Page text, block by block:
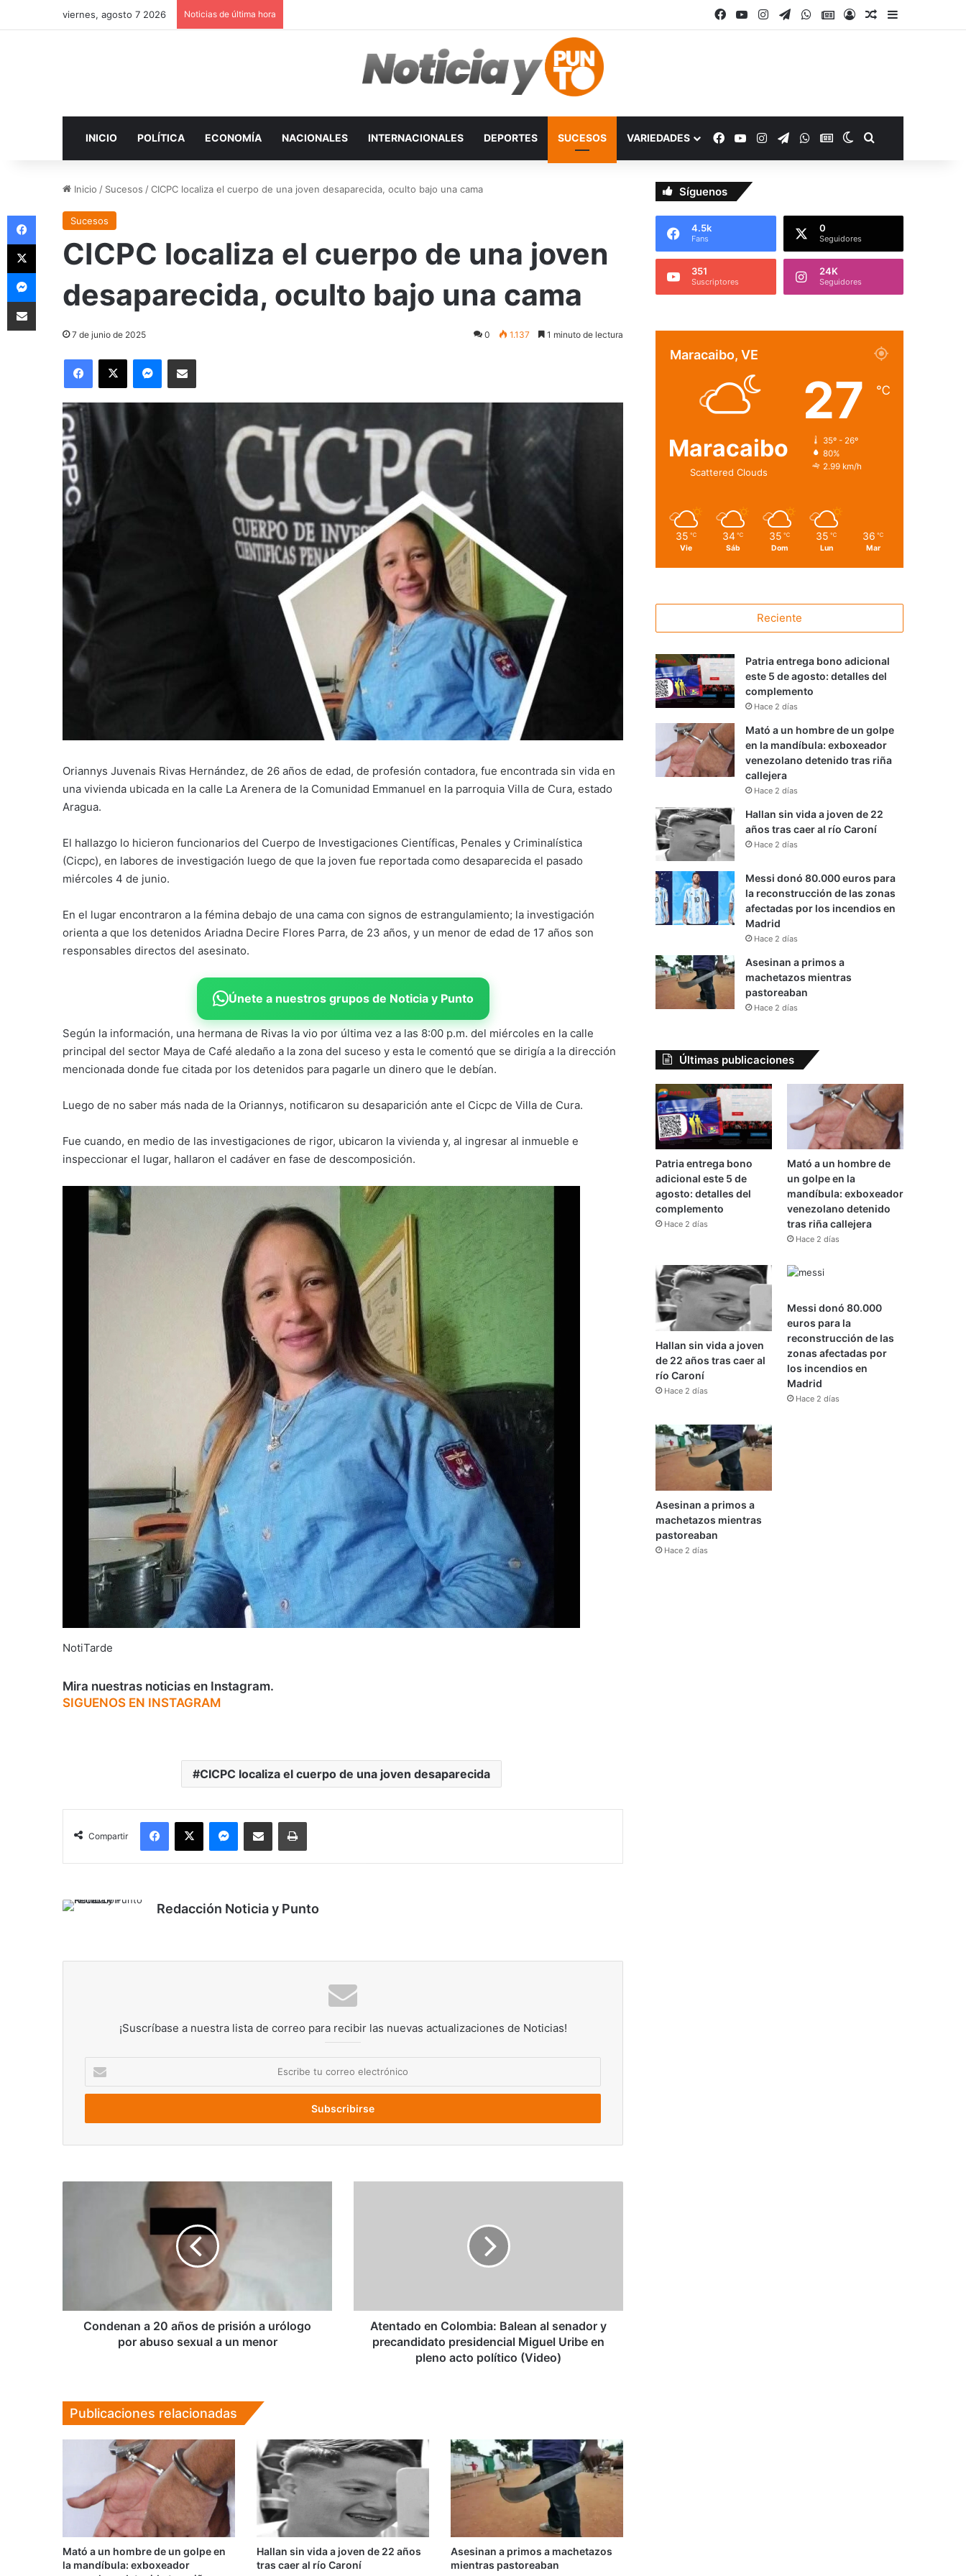
viernes, agosto 7 2026 Noticias de última hora Facebook
YouTubeInstagram
TelegramWhatsApp
Google Noticias
AccesoPublicación al
Barra lateral
INICIO POLÍTICA ECONOMÍA NACIONALES INTERNACIONALES DEPORTES SUCESOS VARIEDADES Facebook
YouTubeInstagram
Telegram
WhatsApp
Google Noticias
Switch skin
Inicio / Sucesos /CICPC localiza el cuerpo de una joven desaparecida, oculto bajo una cama
Sucesos
CICPC localiza el cuerpo de una joven
desaparecida, oculto bajo una cama
7 de junio de 2025 0 1.137 1 minuto de lectura
Facebook
X MessengerCompartir por correo electrónico
Oriannys Juvenais Rivas Hernández, de 26 años de edad, de profesión contadora, fue encontrada sin vida en
una vivienda ubicada en la calle La Arenera de la Comunidad Emmanuel en la parroquia Villa de Cura, estado
Aragua.
El hallazgo lo hicieron funcionarios del Cuerpo de Investigaciones Científicas, Penales y Criminalística
(Cicpc), en labores de investigación luego de que la joven fue reportada como desaparecida el pasado
miércoles 4 de junio.
En el lugar encontraron a la fémina debajo de una cama con signos de estrangulamiento; la investigación
orienta a que los detenidos Ariadna Decire Flores Parra, de 23 años, y un menor de edad de 17 años son
responsables directos del asesinato.
Únete a nuestros grupos de Noticia y Punto
Según la información, una hermana de Rivas la vio por última vez a las 8:00 p.m. del miércoles en la calle
principal del sector Maya de Café aledaño a la zona del suceso y esta le comentó que se dirigía a la dirección
mencionada donde fue citada por los detenidos para pagarle un dinero que le debían.
Luego de no saber más nada de la Oriannys, notificaron su desaparición ante el Cicpc de Villa de Cura.
Fue cuando, en medio de las investigaciones de rigor, ubicaron la vivienda y, al ingresar al inmueble e
inspeccionar el lugar, hallaron el cadáver en fase de descomposición.
NotiTarde
Mira nuestras noticias en Instagram.
SIGUENOS EN INSTAGRAM
CICPC localiza el cuerpo de una joven desaparecida
Compartir
Facebook
X MessengerCompartir por correo electrónicoImprimir
Redacción Noticia y Punto
¡Suscríbase a nuestra lista de correo para recibir las nuevas actualizaciones de Noticias!
correo
por
abusoCondenan a 20 años de prisión a urólogo
por abuso sexual a un menor
presidencial
Miguel
Uribe
Atentado en Colombia: Balean al senador y
precandidato presidencial Miguel Uribe en
pleno acto político (Video)
Publicaciones relacionadas
Mató a un hombre de un golpe en
la mandíbula: exboxeador
Hallan sin vida a joven de 22 años
tras caer al río Caroní
Asesinan a primos a machetazos
mientras pastoreaban
Síguenos
4.5k
Fans
0
Seguidores
351
Suscriptores
24K
Seguidores
Maracaibo, VE
Maracaibo
Scattered Clouds
27 ℃
35º - 26º
80%
2.99 km/h
35 ℃
Vie
34 ℃
Sáb
35 ℃
Dom
35 ℃
Lun
36 ℃
Mar
Reciente
Patria entrega bono adicional
este 5 de agosto: detalles del
complemento
Hace 2 días
Mató a un hombre de un golpe
en la mandíbula: exboxeador
venezolano detenido tras riña
callejera
Hace 2 días
Hallan sin vida a joven de 22
años tras caer al río Caroní
Hace 2 días
Messi donó 80.000 euros para
la reconstrucción de las zonas
afectadas por los incendios en
Madrid
Hace 2 días
Asesinan a primos a
machetazos mientras
pastoreaban
Hace 2 días
Últimas publicaciones
Patria entrega bono
adicional este 5 de
agosto: detalles del
complemento
Hace 2 días
Mató a un hombre de
un golpe en la
mandíbula: exboxeador
venezolano detenido
tras riña callejera
Hace 2 días
Hallan sin vida a joven
de 22 años tras caer al
río Caroní
Hace 2 días
Messi donó 80.000
euros para la
reconstrucción de las
zonas afectadas por
los incendios en
Madrid
Hace 2 días
Asesinan a primos a
machetazos mientras
pastoreaban
Hace 2 días
Facebook
X
Messenger
Compartir por correo electrónico